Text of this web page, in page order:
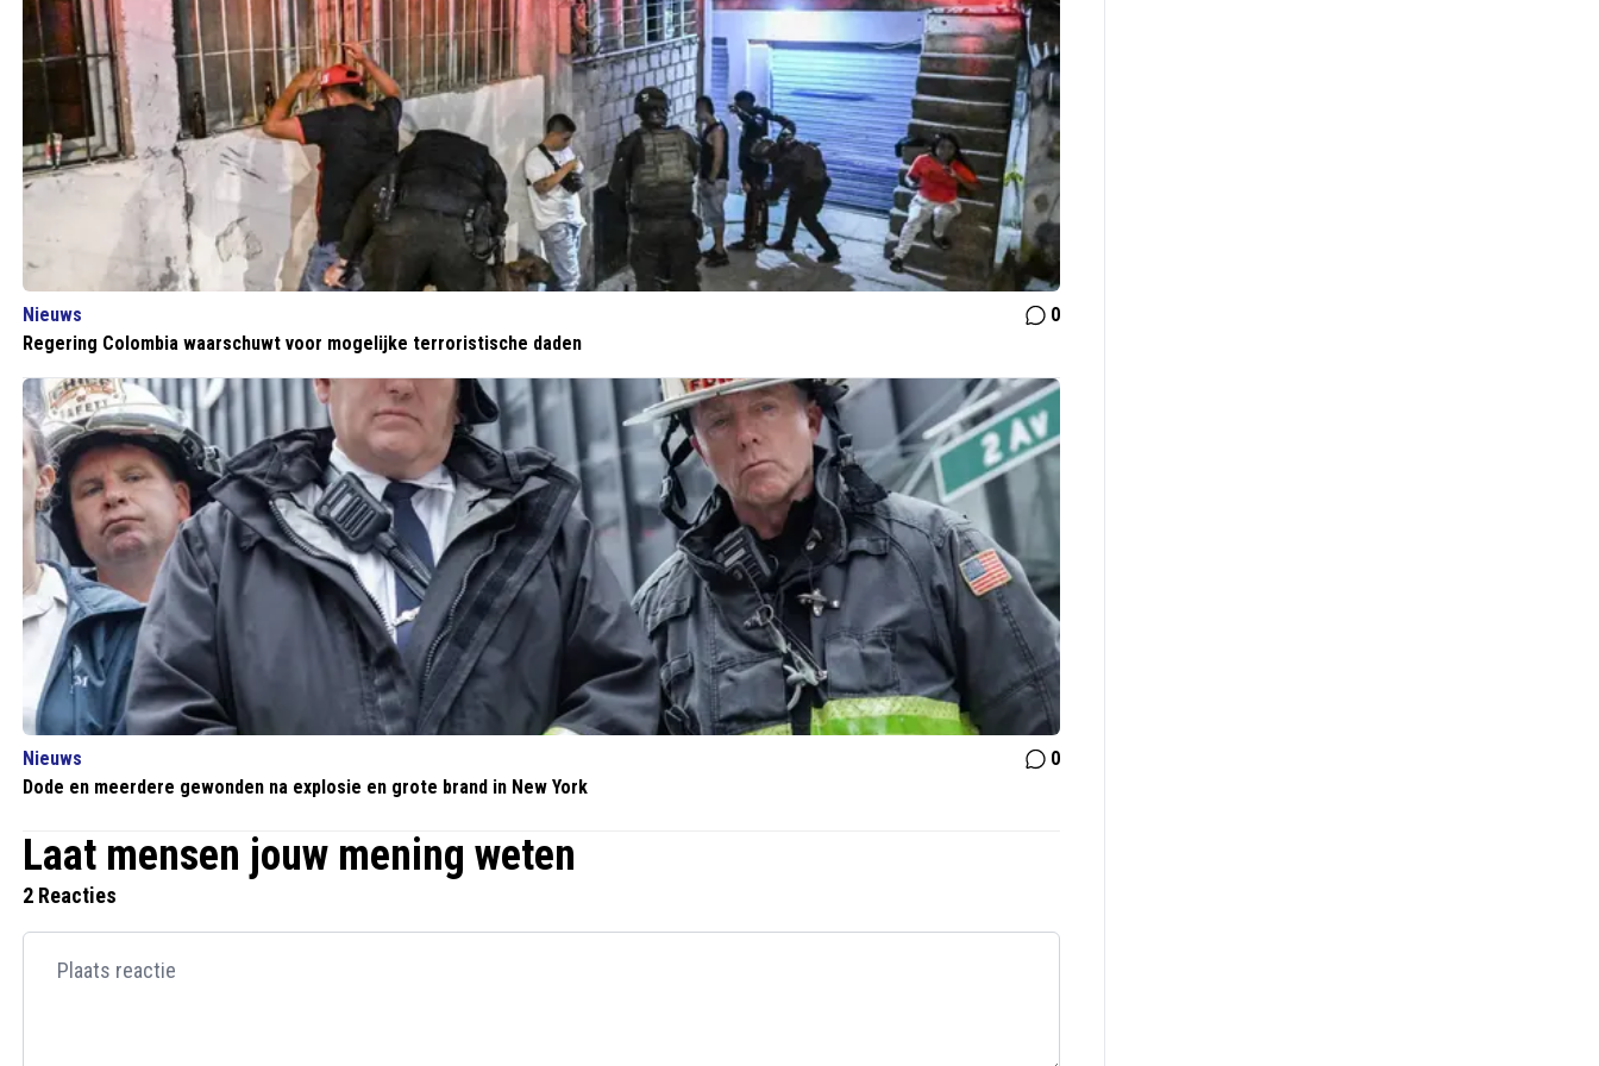
Nieuws
0
Regering Colombia waarschuwt voor mogelijke terroristische daden
Nieuws
0
Dode en meerdere gewonden na explosie en grote brand in New York
Laat mensen jouw mening weten
2 Reacties